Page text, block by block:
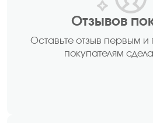
Отзывов
Оставьте отзыв первым и
покупателям